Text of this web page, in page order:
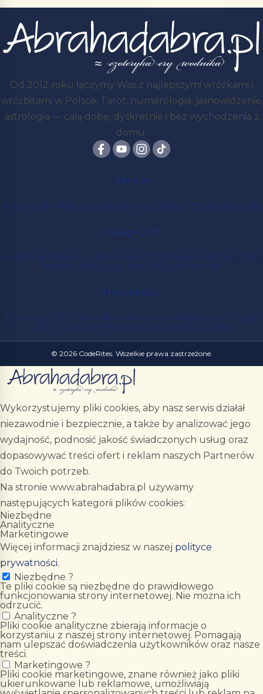
Od 2012 roku łączymy Was z najlepszymi wróżkami i
wróżbitami w Polsce. Tarot, numerologia, jasnowidzenie,
astrologia — całą dobę, dyskretnie i bez wychodzenia z
domu.
Serwis
Regulamin Polityka prywatności Dołącz do nas Kontakt
Usługi LIVE
Metody kontaktu z doradcami Wróżka na telefon Czat z
wróżką Wróżka przez SMS oraz e-mail
Horoskopy
Horoskop dzienny online Horoskop miesięczny Miesiąc
astrologicznie Prognoza numerologiczna
© 2026 CodeRites. Wszelkie prawa zastrzeżone.
Wykorzystujemy pliki cookies, aby nasz serwis działał
niezawodnie i bezpiecznie, a także by analizować jego
wydajność, podnosić jakość świadczonych usług oraz
dopasowywać treści ofert i reklam naszych Partnerów
do Twoich potrzeb.
Na stronie www.abrahadabra.pl używamy
następujących kategorii plików cookies:
Niezbędne
Analityczne
Marketingowe
Więcej informacji znajdziesz w naszej polityce
prywatności.
Niezbędne ?
Te pliki cookie są niezbędne do prawidłowego
funkcjonowania strony internetowej. Nie można ich
odrzucić.
Analityczne ?
Pliki cookie analityczne zbierają informacje o
korzystaniu z naszej strony internetowej. Pomagają
nam ulepszać doświadczenia użytkowników oraz nasze
treści.
Marketingowe ?
Pliki cookie marketingowe, znane również jako pliki
ukierunkowane lub reklamowe, umożliwiają